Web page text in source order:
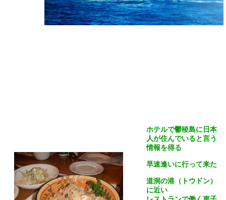
ホテルで鬱稜島に日本
人が住んでいると言う
情報を得る
早速逢いに行って来た
道洞の港（トウドン）
に近い